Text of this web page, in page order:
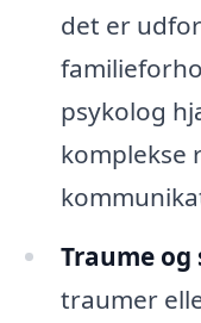
det er
psykolog
komplekse
Traume og
traumer